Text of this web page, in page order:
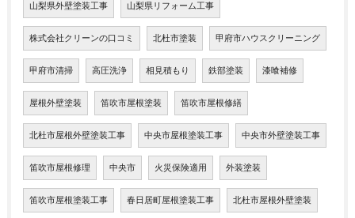
山梨県外壁塗装工事 山梨県リフォーム工事
株式会社クリーンの口コミ 北杜市塗装 甲府市ハウスクリーニング
甲府市清掃 高圧洗浄 相見積もり 鉄部塗装 漆喰補修
屋根外壁塗装 笛吹市屋根塗装 笛吹市屋根修繕
北杜市屋根外壁塗装工事 中央市屋根塗装工事 中央市外壁塗装工事
笛吹市屋根修理 中央市 火災保険適用 外装塗装
笛吹市屋根塗装工事 春日居町屋根塗装工事 北杜市屋根外壁塗装